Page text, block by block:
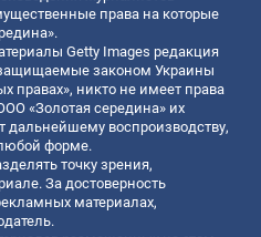
права на которые
Getty Images редакция
законом Украины
правах», никто не имеет права
«Золотая середина» их
дальнейшему воспроизводству,
форме.
точку зрения,
За достоверность
материалах,